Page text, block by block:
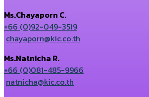
Ms.Chayaporn C.
+66 (0)92-049-3519
chayaporn@kic.co.th
Ms.Natnicha R.
+66 (0)081-485-9966
natnicha@kic.co.th